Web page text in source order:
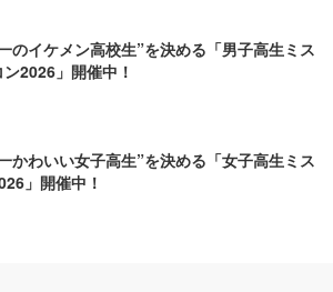
のイケメン高校生”を決める「男子高生ミス
2026」開催中！
かわいい女子高生”を決める「女子高生ミス
」開催中！